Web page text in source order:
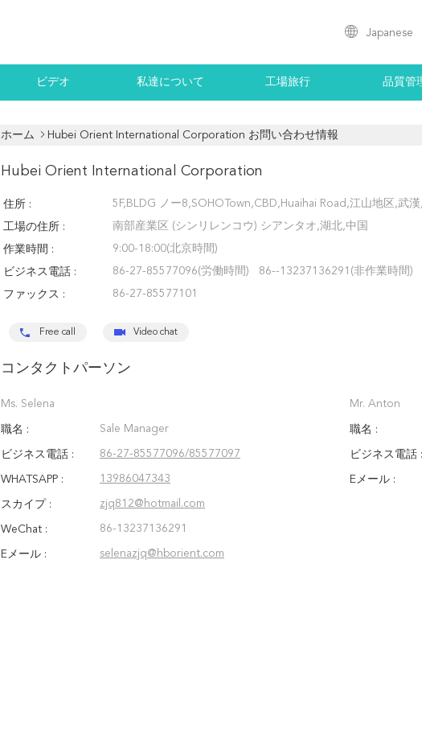
Japanese
ビデオ 私達について 工場旅行 品質管
ホーム Hubei Orient International Corporation お問い合わせ情報
Hubei Orient International Corporation
住所 : 5F,BLDG ノー8,SOHOTown,CBD,Huaihai Road,江山地区,武
工場の住所 : 南部産業区 (シンリレンコウ) シアンタオ,湖北,中国
作業時間 : 9:00-18:00(北京時間)
ビジネス電話 : 86-27-85577096(労働時間) 86--13237136291(非作業時間)
ファックス : 86-27-85577101
Free call Video chat
コンタクトパーソン
Ms. Selena
職名 : Sale Manager
ビジネス電話 : 86-27-85577096/85577097
WHATSAPP : 13986047343
スカイプ : zjq812@hotmail.com
WeChat : 86-13237136291
Eメール : selenazjq@hborient.com
Mr. Anton
職名 :
ビジネス電話
Eメール :